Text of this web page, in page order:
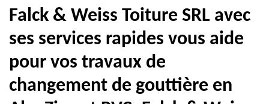
Falck & Weiss Toiture SRL avec
ses services rapides vous aide
pour vos travaux de
changement de gouttière en